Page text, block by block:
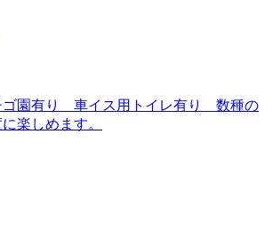
ゴ園有り 車イス用トイレ有り 数種の
楽しめます。